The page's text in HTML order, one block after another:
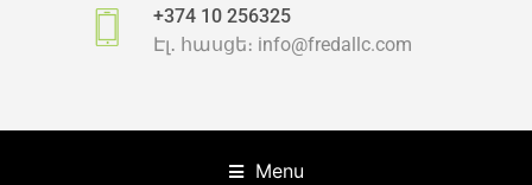
+374 10 256325
Էլ․ հասցե։ info@fredallc.com
Menu